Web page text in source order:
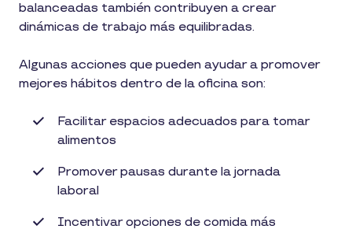
balanceadas también contribuyen a crear
dinámicas de trabajo más equilibradas.
Algunas acciones que pueden ayudar a promover
mejores hábitos dentro de la oficina son:
Facilitar espacios adecuados para tomar
alimentos
Promover pausas durante la jornada
laboral
Incentivar opciones de comida más